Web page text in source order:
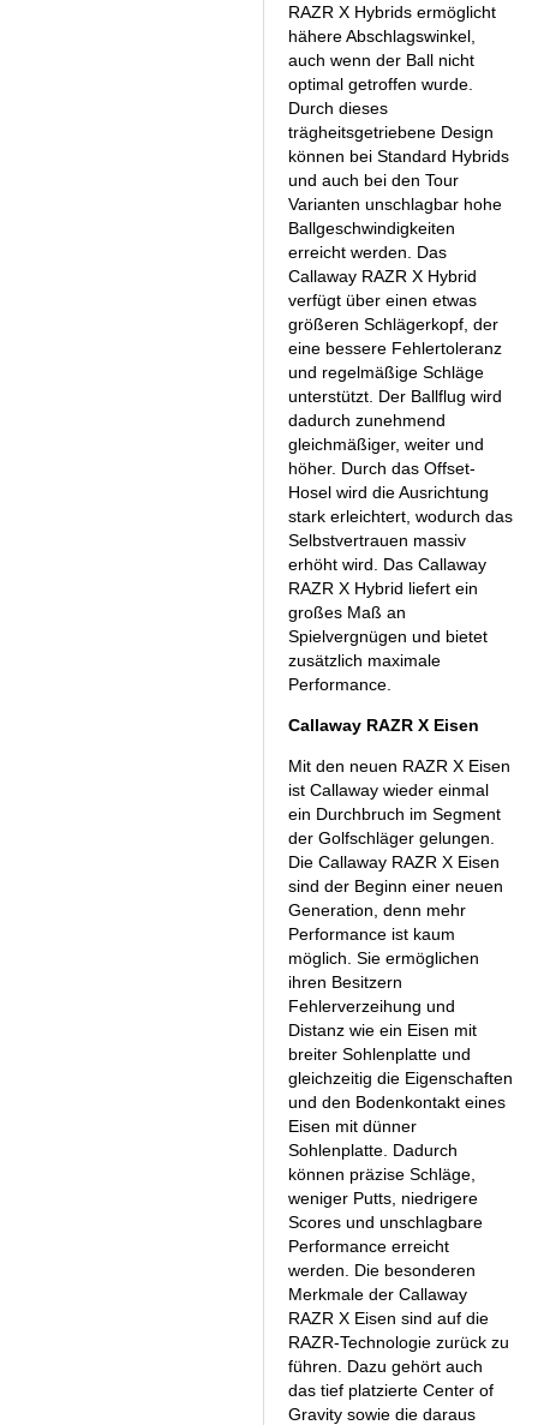
RAZR X Hybrids ermöglicht
hähere Abschlagswinkel,
auch wenn der Ball nicht
optimal getroffen wurde.
Durch dieses
trägheitsgetriebene Design
können bei Standard Hybrids
und auch bei den Tour
Varianten unschlagbar hohe
Ballgeschwindigkeiten
erreicht werden. Das
Callaway RAZR X Hybrid
verfügt über einen etwas
größeren Schlägerkopf, der
eine bessere Fehlertoleranz
und regelmäßige Schläge
unterstützt. Der Ballflug wird
dadurch zunehmend
gleichmäßiger, weiter und
höher. Durch das Offset-
Hosel wird die Ausrichtung
stark erleichtert, wodurch das
Selbstvertrauen massiv
erhöht wird. Das Callaway
RAZR X Hybrid liefert ein
großes Maß an
Spielvergnügen und bietet
zusätzlich maximale
Performance.
Callaway RAZR X Eisen
Mit den neuen RAZR X Eisen
ist Callaway wieder einmal
ein Durchbruch im Segment
der Golfschläger gelungen.
Die Callaway RAZR X Eisen
sind der Beginn einer neuen
Generation, denn mehr
Performance ist kaum
möglich. Sie ermöglichen
ihren Besitzern
Fehlerverzeihung und
Distanz wie ein Eisen mit
breiter Sohlenplatte und
gleichzeitig die Eigenschaften
und den Bodenkontakt eines
Eisen mit dünner
Sohlenplatte. Dadurch
können präzise Schläge,
weniger Putts, niedrigere
Scores und unschlagbare
Performance erreicht
werden. Die besonderen
Merkmale der Callaway
RAZR X Eisen sind auf die
RAZR-Technologie zurück zu
führen. Dazu gehört auch
das tief platzierte Center of
Gravity sowie die daraus